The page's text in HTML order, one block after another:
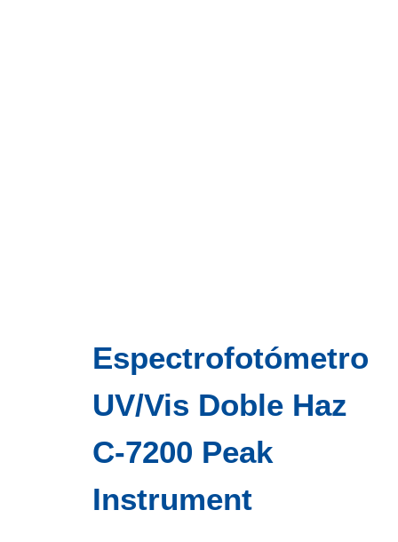
Espectrofotómetro
UV/Vis Doble Haz
C-7200 Peak
Instrument